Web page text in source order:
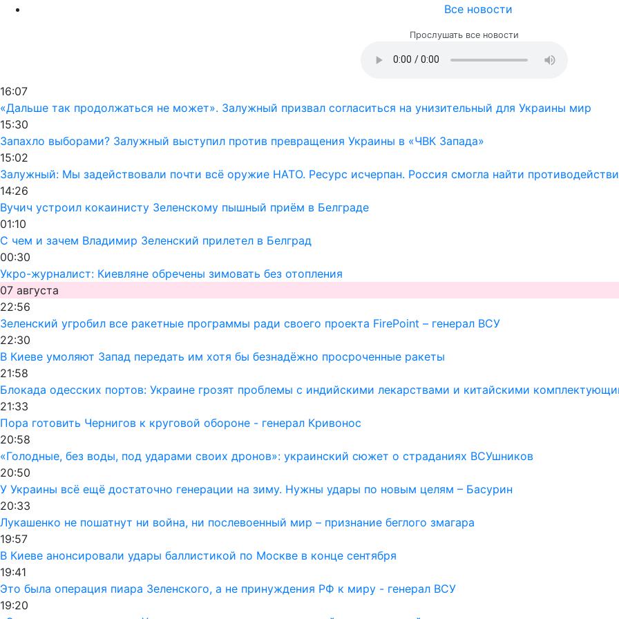
Все новости
Прослушать все новости
16:07
«Дальше так продолжаться не может». Залужный призвал согласиться на унизительный для Украины мир
15:30
Запахло выборами? Залужный выступил против превращения Украины в «ЧВК Запада»
15:02
Залужный: Мы задействовали почти всё оружие НАТО. Ресурс исчерпан. Россия смогла найти
14:26
Вучич устроил кокаинисту Зеленскому пышный приём в Белграде
01:10
С чем и зачем Владимир Зеленский прилетел в Белград
00:30
Укро-журналист: Киевляне обречены зимовать без отопления
07 августа
22:56
Зеленский угробил все ракетные программы ради своего проекта FirePoint – генерал ВСУ
22:30
В Киеве умоляют Запад передать им хотя бы безнадёжно просроченные ракеты
21:58
Блокада одесских портов: Украине грозят проблемы с индийскими лекарствами и китайскими
21:33
Пора готовить Чернигов к круговой обороне - генерал Кривонос
20:58
«Голодные, без воды, под ударами своих дронов»: украинский сюжет о страданиях ВСУшников
20:50
У Украины всё ещё достаточно генерации на зиму. Нужны удары по новым целям – Басурин
20:33
Лукашенко не пошатнут ни война, ни послевоенный мир – признание беглого змагара
19:57
В Киеве анонсировали удары баллистикой по Москве в конце сентября
19:41
Это была операция пиара Зеленского, а не принуждения РФ к миру - генерал ВСУ
19:20